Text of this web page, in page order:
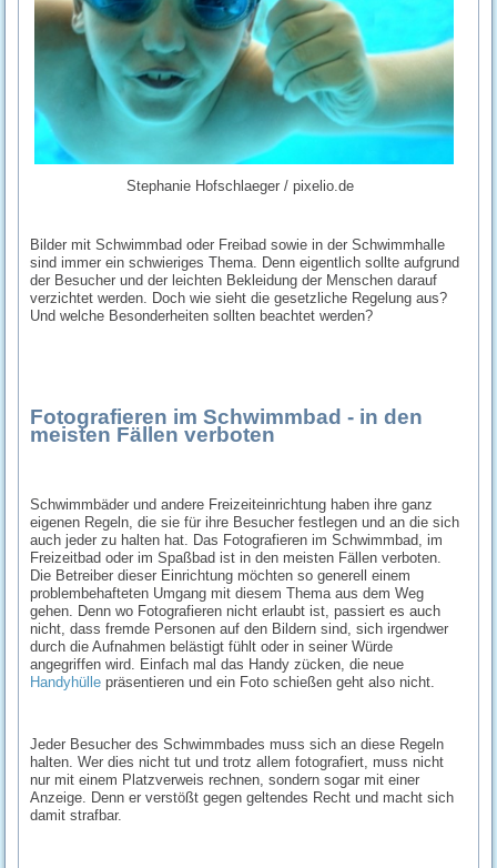
Stephanie Hofschlaeger / pixelio.de
Bilder mit Schwimmbad oder Freibad sowie in der Schwimmhalle
sind immer ein schwieriges Thema. Denn eigentlich sollte aufgrund
der Besucher und der leichten Bekleidung der Menschen darauf
verzichtet werden. Doch wie sieht die gesetzliche Regelung aus?
Und welche Besonderheiten sollten beachtet werden?
Fotografieren im Schwimmbad - in den
meisten Fällen verboten
Schwimmbäder und andere Freizeiteinrichtung haben ihre ganz
eigenen Regeln, die sie für ihre Besucher festlegen und an die sich
auch jeder zu halten hat. Das Fotografieren im Schwimmbad, im
Freizeitbad oder im Spaßbad ist in den meisten Fällen verboten.
Die Betreiber dieser Einrichtung möchten so generell einem
problembehafteten Umgang mit diesem Thema aus dem Weg
gehen. Denn wo Fotografieren nicht erlaubt ist, passiert es auch
nicht, dass fremde Personen auf den Bildern sind, sich irgendwer
durch die Aufnahmen belästigt fühlt oder in seiner Würde
angegriffen wird. Einfach mal das Handy zücken, die neue
Handyhülle präsentieren und ein Foto schießen geht also nicht.
Jeder Besucher des Schwimmbades muss sich an diese Regeln
halten. Wer dies nicht tut und trotz allem fotografiert, muss nicht
nur mit einem Platzverweis rechnen, sondern sogar mit einer
Anzeige. Denn er verstößt gegen geltendes Recht und macht sich
damit strafbar.